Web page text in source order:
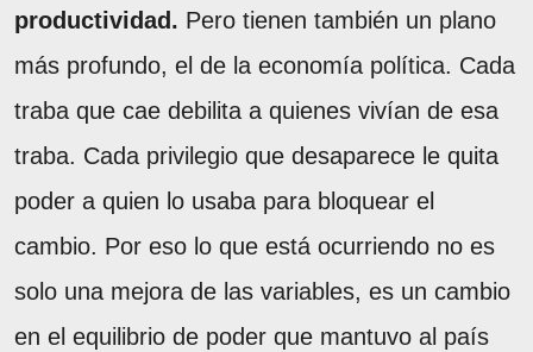
productividad. Pero tienen también un plano
más profundo, el de la economía política. Cada
traba que cae debilita a quienes vivían de esa
traba. Cada privilegio que desaparece le quita
poder a quien lo usaba para bloquear el
cambio. Por eso lo que está ocurriendo no es
solo una mejora de las variables, es un cambio
en el equilibrio de poder que mantuvo al país